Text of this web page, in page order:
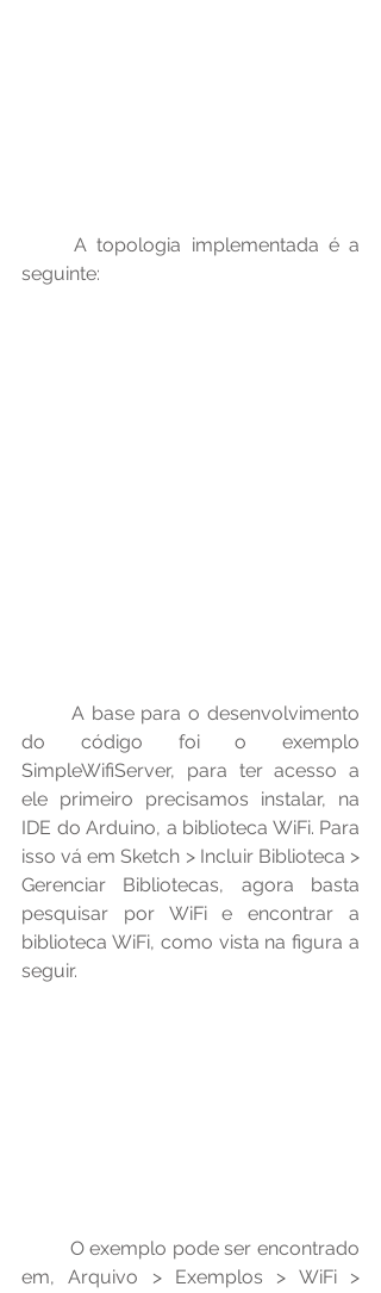
	A topologia implementada é a
seguinte:
do código foi o exemplo
SimpleWifiServer, para ter acesso a
ele primeiro precisamos instalar, na
IDE do Arduino, a biblioteca WiFi. Para
isso vá em Sketch > Incluir Biblioteca >
Gerenciar Bibliotecas, agora basta
pesquisar por WiFi e encontrar a
biblioteca WiFi, como vista na figura a
seguir.
em, Arquivo > Exemplos > WiFi >